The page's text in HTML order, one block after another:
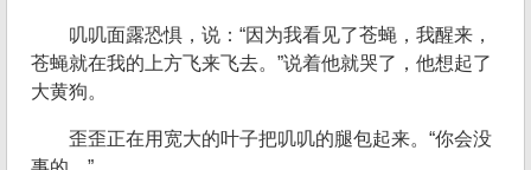
叽叽面露恐惧，说：“因为我看见了苍蝇，我醒来，
苍蝇就在我的上方飞来飞去。”说着他就哭了，他想起了
大黄狗。
歪歪正在用宽大的叶子把叽叽的腿包起来。“你会没